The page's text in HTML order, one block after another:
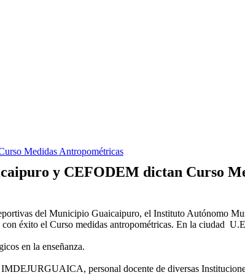
Medidas Antropométricas
y CEFODEM dictan Curso
del Municipio Guaicaipuro, el Instituto Autónomo
éxito el Curso medidas antropométricas. En la ciudad
en la enseñanza.
personal docente de diversas